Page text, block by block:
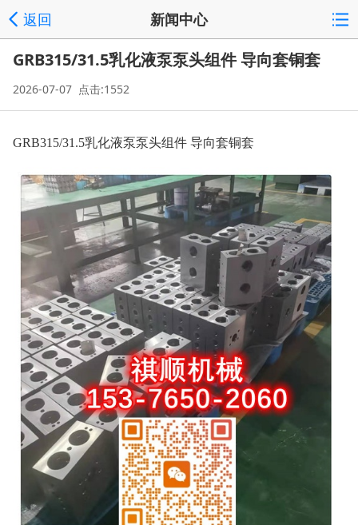
返回 新闻中心
GRB315/31.5乳化液泵泵头组件 导向套铜套
2026-07-07 点击:1552
GRB315/31.5乳化液泵泵头组件 导向套铜套